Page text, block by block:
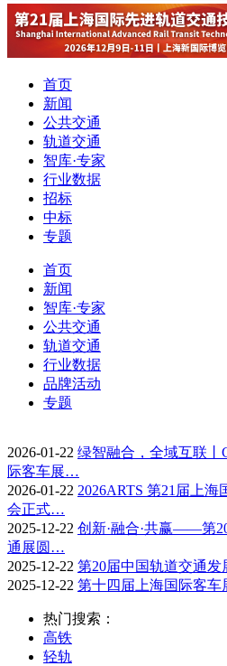
首页
新闻
公共交通
轨道交通
智库·专家
行业数据
招标
中标
专题
首页
新闻
智库·专家
公共交通
轨道交通
行业数据
品牌活动
专题
2026-01-22 绿智融合，全域互联丨
际客车展…
2026-01-22 2026ARTS 第21届上
会正式…
2025-12-22 创新·融合·共赢——第
通展圆…
2025-12-22 第20届中国轨道交通
2025-12-22 第十四届上海国际客车
热门搜索：
高铁
轻轨